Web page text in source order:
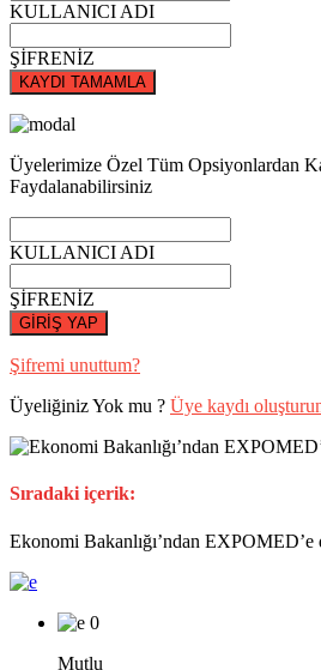
KULLANICI ADI
ŞİFRENİZ
KAYDI TAMAMLA
Üyelerimize Özel Tüm Opsiyonlardan
Faydalanabilirsiniz
KULLANICI ADI
ŞİFRENİZ
GİRİŞ YAP
Şifremi unuttum?
Üyeliğiniz Yok mu ? Üye kaydı
Sıradaki içerik:
Ekonomi Bakanlığı’ndan EXPOMED’e
0
Mutlu